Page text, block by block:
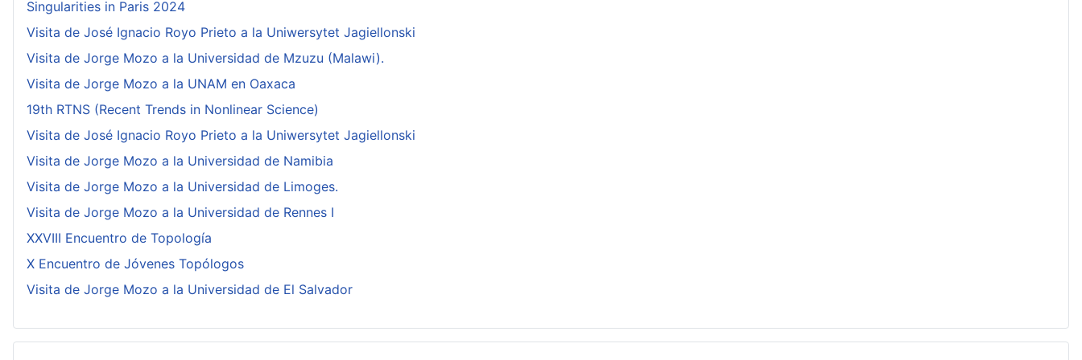
Singularities in Paris 2024
Visita de José Ignacio Royo Prieto a la Uniwersytet Jagiellonski
Visita de Jorge Mozo a la Universidad de Mzuzu (Malawi).
Visita de Jorge Mozo a la UNAM en Oaxaca
19th RTNS (Recent Trends in Nonlinear Science)
Visita de José Ignacio Royo Prieto a la Uniwersytet Jagiellonski
Visita de Jorge Mozo a la Universidad de Namibia
Visita de Jorge Mozo a la Universidad de Limoges.
Visita de Jorge Mozo a la Universidad de Rennes I
XXVIII Encuentro de Topología
X Encuentro de Jóvenes Topólogos
Visita de Jorge Mozo a la Universidad de El Salvador